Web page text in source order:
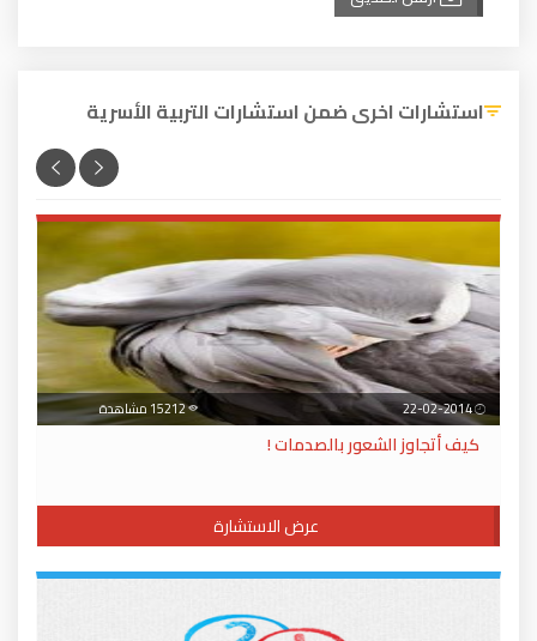
استشارات اخرى ضمن استشارات التربية الأسرية
22-02-2014 15212 مشاهدة
كيف أتجاوز الشعور بالصدمات !
عرض الاستشارة